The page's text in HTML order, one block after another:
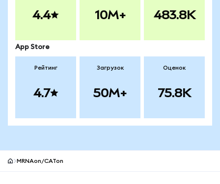
4.4 10M+ 483.8K
App Store
Рейтинг
4.7
Загрузок
50M+
Оценок
75.8K
MRNAon/CATon